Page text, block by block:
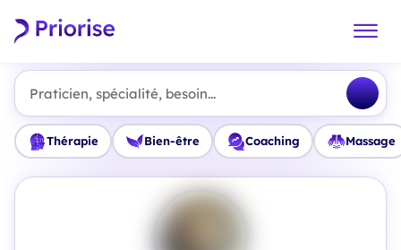
Praticien, spécialité, besoin...
Thérapie Bien-être Coaching Massage